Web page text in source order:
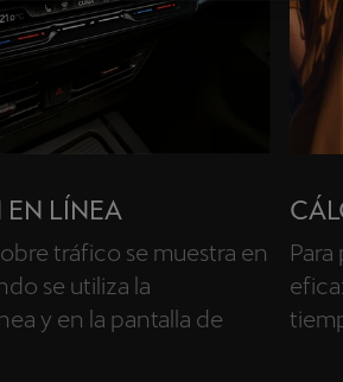
LÍNEA
tráfico se muestra en
se utiliza la
y en la pantalla de